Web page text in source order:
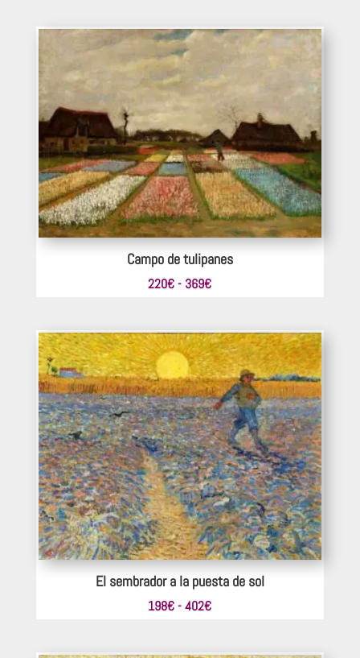
desde
198€
hasta
374€
Campo de tulipanes
220€ - 369€Rango
desde
220€
hasta
369€
El sembrador a la puesta de sol
198€ - 402€Rango